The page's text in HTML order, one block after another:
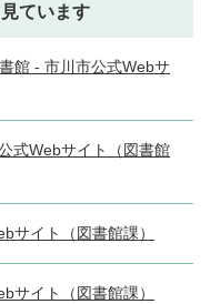
ています
館 - 市川市公式Webサ
式Webサイト（図書館
サイト（図書館課）
サイト（図書館課）